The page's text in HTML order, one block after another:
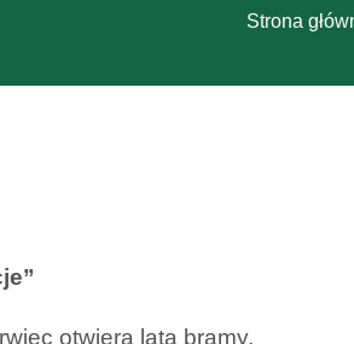
Strona
otwiera lata bramy,